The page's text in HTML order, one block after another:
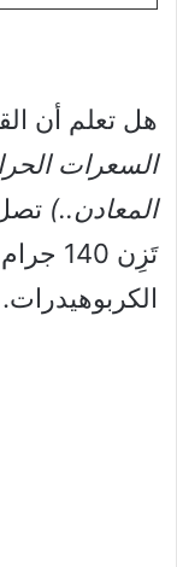
هل تعلم أن
السعرات
المعادن..)
تَزِن
الكربوهيدرات.